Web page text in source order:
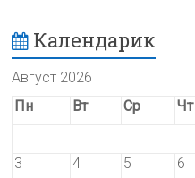
Календарик
Август 2026
Пн
Вт Ср Чт
3
4 5 6